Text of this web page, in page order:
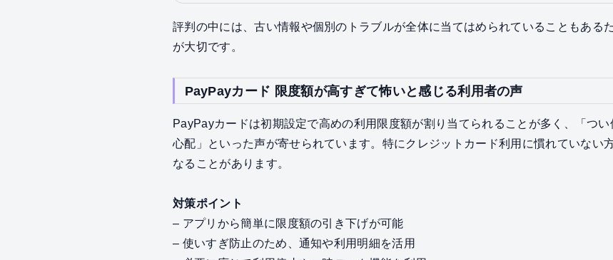
評判の中には、古い情報や個別のトラブルが全体に当てはめられていることもある
が大切です。
PayPayカード 限度額が高すぎて怖いと感じる利用者の声
PayPayカードは初期設定で高めの利用限度額が割り当てられることが多く、「つ
心配」といった声が寄せられています。特にクレジットカード利用に慣れていない
なることがあります。
対策ポイント
– アプリから簡単に限度額の引き下げが可能
– 使いすぎ防止のため、通知や利用明細を活用